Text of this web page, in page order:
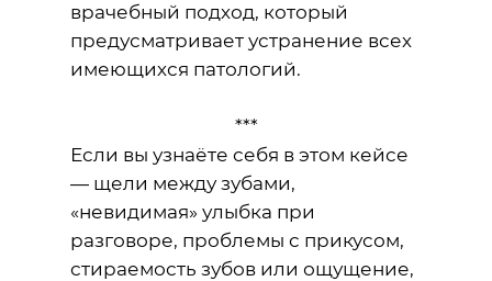
врачебный подход, который
предусматривает устранение всех
имеющихся патологий.
***
Если вы узнаёте себя в этом кейсе
— щели между зубами,
«невидимая» улыбка при
разговоре, проблемы с прикусом,
стираемость зубов или ощущение,